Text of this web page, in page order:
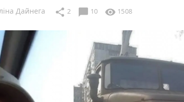
Дайнега share 2 chat_bubble 10 visibility 1508